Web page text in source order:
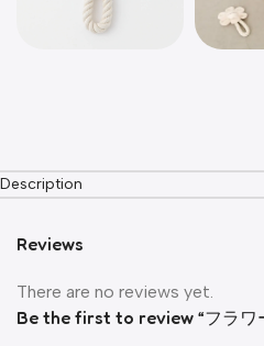
Description
Reviews
There are no reviews yet.
Be the first to review “フラワ